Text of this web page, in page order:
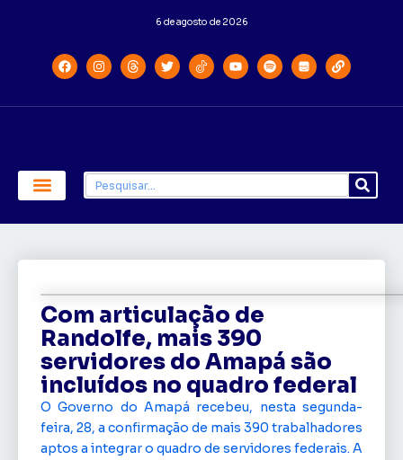
6 de agosto de 2026
Com articulação de
Randolfe, mais 390
servidores do Amapá são
incluídos no quadro federal
O Governo do Amapá recebeu, nesta segunda-
feira, 28, a confirmação de mais 390 trabalhadores
aptos a integrar o quadro de servidores federais. A